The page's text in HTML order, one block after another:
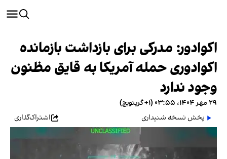
اکوادور: مدرکی برای بازداشت بازمانده
اکوادوری حمله آمریکا به قایق مظنون
وجود ندارد
۲۹ مهر ۱۴۰۴، ۰۳:۵۵ (‎+۱ گرینویچ)
پخش نسخه شنیداری
اشتراک‌گذاری